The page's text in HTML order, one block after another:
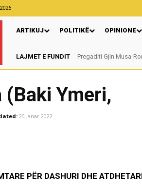
ARTIKUJ POLITIKË OPINIONE
LAJMET E FUNDIT Pregaditi Gjin Musa-
Nga: Ndue Dedaj
Ymeri,
20 Janar 2022
PËR DASHURI DHE